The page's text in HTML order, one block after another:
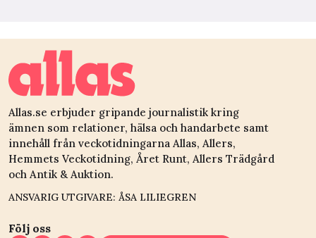
Allas.se erbjuder gripande journalistik kring
ämnen som relationer, hälsa och handarbete samt
innehåll från veckotidningarna Allas, Allers,
Hemmets Veckotidning, Året Runt, Allers Trädgård
och Antik & Auktion.
ANSVARIG UTGIVARE: ÅSA LILIEGREN
Följ oss